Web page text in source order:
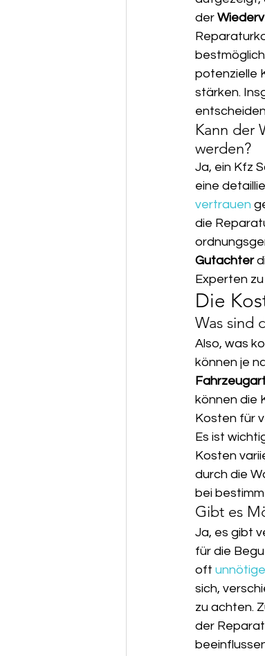
der
potenzielle
stärken.
Kann der
werden?
Ja, ein Kfz
eine
vertrauen
die
Gutachter
Experten
Die
Was sind
Also, was
können je
können die
Kosten für
Es ist
Kosten
durch die
bei
Gibt es
Ja, es gibt
für die
oft
sich,
zu achten.
der